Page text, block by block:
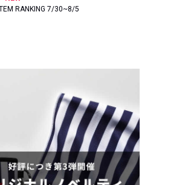
RANKING 7/30~8/5